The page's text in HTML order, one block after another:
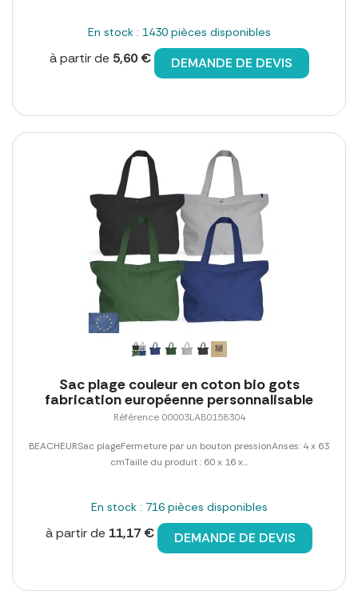
En stock : 1430 pièces disponibles
à partir de 5,60 € DEMANDE DE DEVIS
Sac plage couleur en coton bio gots
fabrication européenne personnalisable
Référence 00003LAB0158304
BEACHEURSac plageFermeture par un bouton pressionAnses: 4 x 63
cmTaille du produit : 60 x 16 x...
En stock : 716 pièces disponibles
à partir de 11,17 € DEMANDE DE DEVIS